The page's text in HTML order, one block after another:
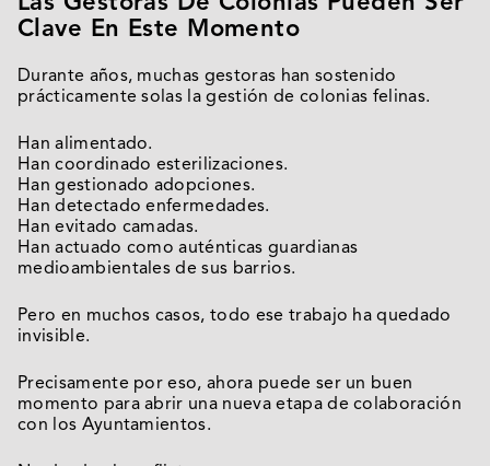
Clave En Este Momento
Durante años, muchas gestoras han sostenido
prácticamente solas la gestión de colonias felinas.
Han alimentado.
Han coordinado esterilizaciones.
Han gestionado adopciones.
Han detectado enfermedades.
Han evitado camadas.
Han actuado como auténticas guardianas
medioambientales de sus barrios.
Pero en muchos casos, todo ese trabajo ha quedado
invisible.
Precisamente por eso, ahora puede ser un buen
momento para abrir una nueva etapa de colaboración
con los Ayuntamientos.